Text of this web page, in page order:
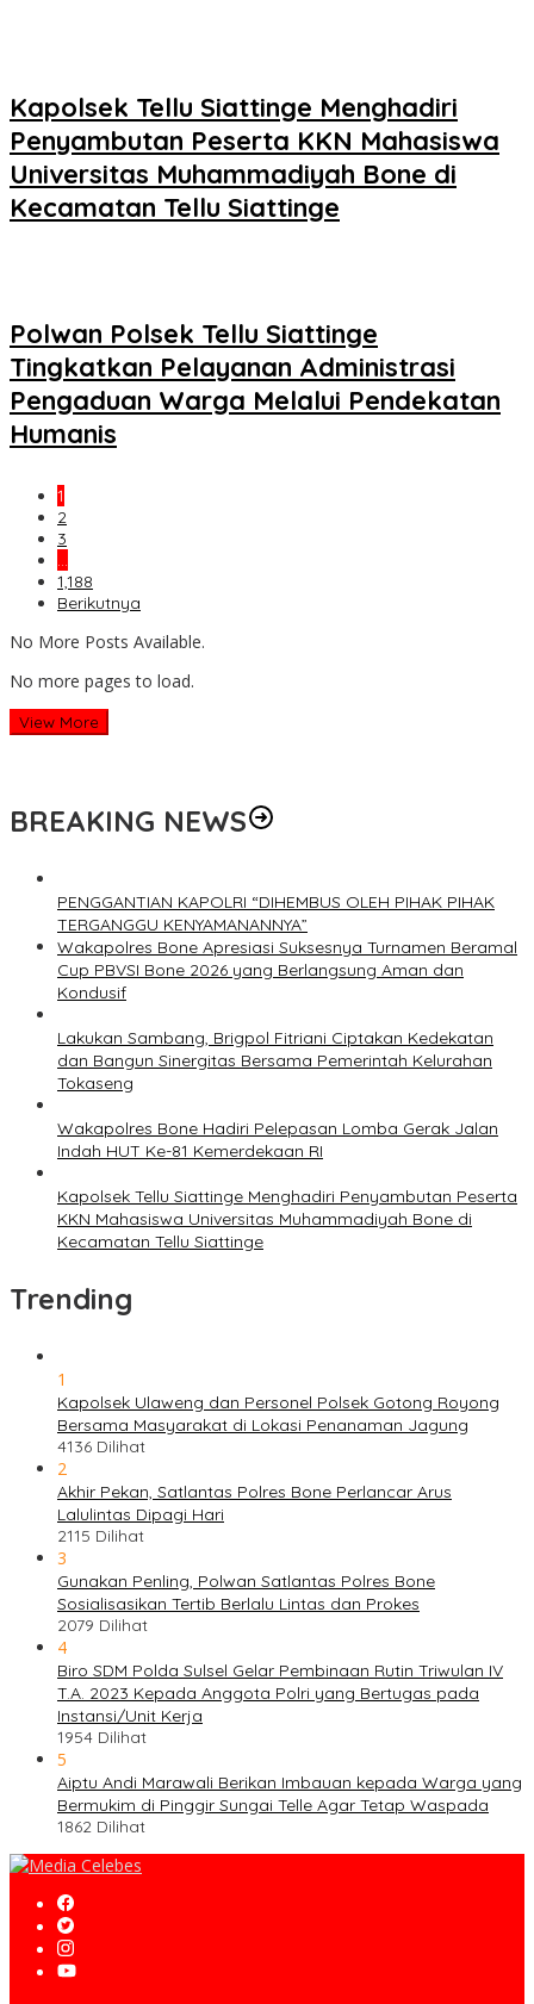
Kapolsek Tellu Siattinge Menghadiri
Penyambutan Peserta KKN Mahasiswa
Universitas Muhammadiyah Bone di
Kecamatan Tellu Siattinge
Polwan Polsek Tellu Siattinge
Tingkatkan Pelayanan Administrasi
Pengaduan Warga Melalui Pendekatan
Humanis
1
2
3
…
1,188
Berikutnya
No More Posts Available.
No more pages to load.
View More
BREAKING NEWS
PENGGANTIAN KAPOLRI “DIHEMBUS OLEH PIHAK PIHAK
TERGANGGU KENYAMANANNYA”
Wakapolres Bone Apresiasi Suksesnya Turnamen Beramal
Cup PBVSI Bone 2026 yang Berlangsung Aman dan
Kondusif
Lakukan Sambang, Brigpol Fitriani Ciptakan Kedekatan
dan Bangun Sinergitas Bersama Pemerintah Kelurahan
Tokaseng
Wakapolres Bone Hadiri Pelepasan Lomba Gerak Jalan
Indah HUT Ke-81 Kemerdekaan RI
Kapolsek Tellu Siattinge Menghadiri Penyambutan Peserta
KKN Mahasiswa Universitas Muhammadiyah Bone di
Kecamatan Tellu Siattinge
Trending
1
Kapolsek Ulaweng dan Personel Polsek Gotong Royong
Bersama Masyarakat di Lokasi Penanaman Jagung
4136 Dilihat
2
Akhir Pekan, Satlantas Polres Bone Perlancar Arus
Lalulintas Dipagi Hari
2115 Dilihat
3
Gunakan Penling, Polwan Satlantas Polres Bone
Sosialisasikan Tertib Berlalu Lintas dan Prokes
2079 Dilihat
4
Biro SDM Polda Sulsel Gelar Pembinaan Rutin Triwulan IV
T.A. 2023 Kepada Anggota Polri yang Bertugas pada
Instansi/Unit Kerja
1954 Dilihat
5
Aiptu Andi Marawali Berikan Imbauan kepada Warga yang
Bermukim di Pinggir Sungai Telle Agar Tetap Waspada
1862 Dilihat